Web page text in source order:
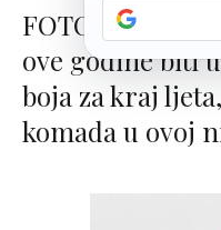
FOTO:
ove godine biti
boja za kraj
komada u ovoj